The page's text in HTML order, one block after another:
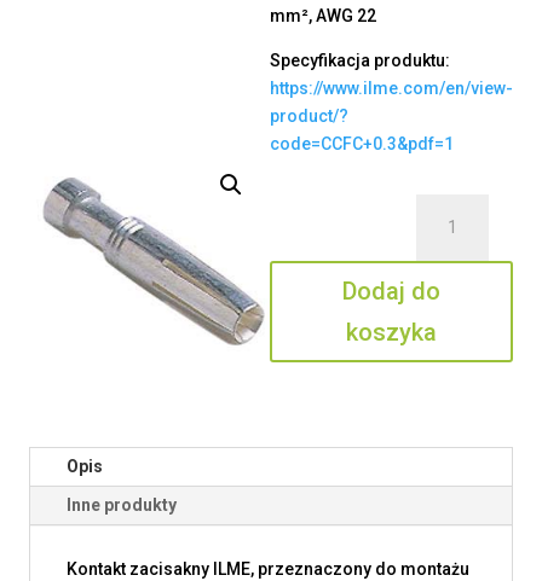
mm², AWG 22
Specyfikacja produktu:
https://www.ilme.com/en/view-
product/?
code=CCFC+0.3&pdf=1
CCFC
0.3
Dodaj do
koszyka
Opis
Inne produkty
Kontakt zacisakny ILME, przeznaczony do montażu